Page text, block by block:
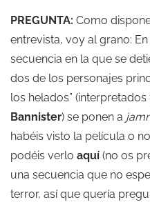
PREGUNTA: Como
entrevista, voy al grano: En
secuencia en la que se
dos de los personajes
los helados”
Bannister) se ponen a
habéis visto la película o
podéis verlo aquí (no os
una secuencia que no
terror, así que quería